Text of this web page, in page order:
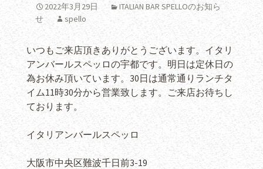
2022年3月29日
ITALIAN BAR SPELLOのお知ら
せ
spello
いつもご来店頂きありがとうございます。イタリ
アンバールスペッロの宇都です。明日は定休日の
為お休み頂いています。30日は通常通りランチタ
イム11時30分から営業致します。ご来店お待ちし
ております。
イタリアンバールスペッロ
大阪市中央区難波千日前3-19